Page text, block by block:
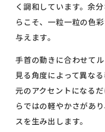
く調和しています。余
らこそ、一粒一粒の色
与えます。
手首の動きに合わせて
見る角度によって異な
元のアクセントになる
らではの軽やかさがあ
スを生み出します。